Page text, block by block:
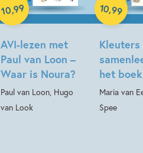
AVI-lezen met
Paul van Loon –
Waar is Noura?
Paul van Loon, Hugo
van Look
10,99
Hardcover
Kleuters
het
Maria van
Spee
10,99
Hardcover